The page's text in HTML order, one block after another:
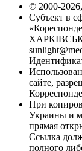
© 2000-
Субъект в
сайте,
При
Украины и
прямая
Ссылка
полного